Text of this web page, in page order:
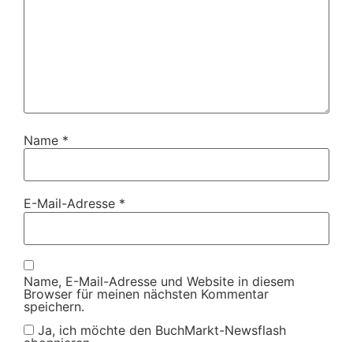
Name *
E-Mail-Adresse *
Name, E-Mail-Adresse und Website in diesem
Browser für meinen nächsten Kommentar
speichern.
Ja, ich möchte den BuchMarkt-Newsflash